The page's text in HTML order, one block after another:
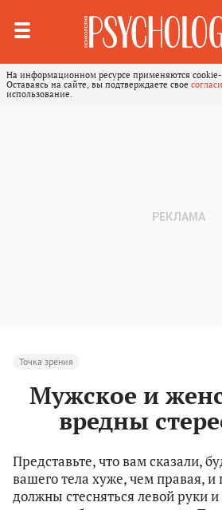
На информационном ресурсе применяются
Оставаясь на сайте, вы подтверждаете свое
использование.
Точка зрения
Мужское и
вредны
Представьте, что вам сказали,
вашего тела хуже, чем правая, и
должны стесняться левой руки и